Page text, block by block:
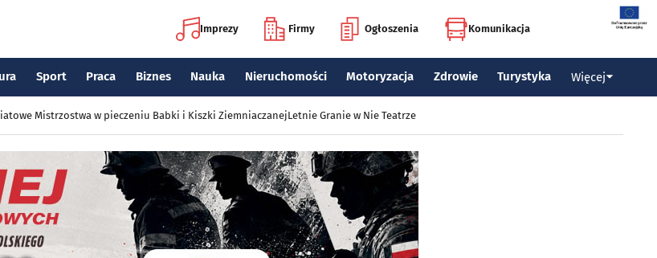
Imprezy Firmy Ogłoszenia Komunikacja
Sport Praca Biznes Nauka Nieruchomości Motoryzacja Zdrowie Turystyka Więcej
Mistrzostwa w pieczeniu Babki i Kiszki ZiemniaczanejLetnie Granie w Nie Teatrze